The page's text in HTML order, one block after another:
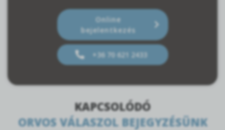
Online
bejelentkezés
+36 70 621 2433
KAPCSOLÓDÓ
ORVOS VÁLASZOL BEJEGYZÉSÜNK